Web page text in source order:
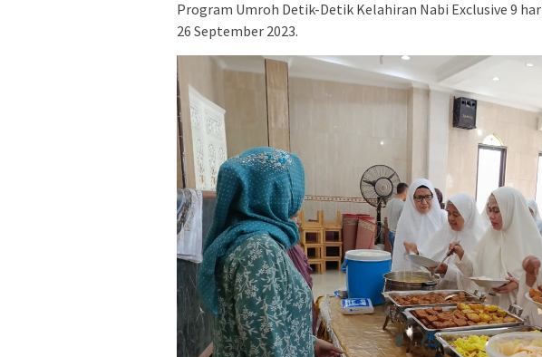
Program Umroh Detik-Detik Kelahiran Nabi Exclusive 9
26 September 2023.